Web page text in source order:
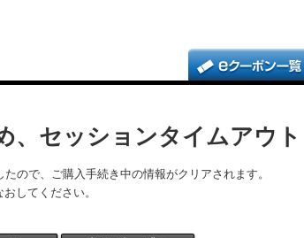
、セッションタイムアウト
ので、ご購入手続き中の情報がクリアされます。
してください。